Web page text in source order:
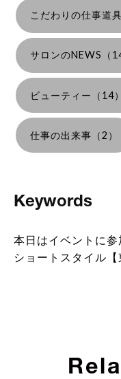
こだわりの仕事道
サロンのNEWS（
ビューティー（14）
仕事の出来事（2）
Keywords
本日はイベントに
ショートスタイル【